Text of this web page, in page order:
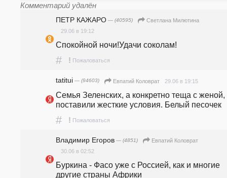
Комментарий удалён
ПЕТР КАЖАРО — (40595)
Светлана Милютина
29.06 в 19:12
Спокойной ночи!Удачи соколам!
# ! Пожаловаться
tatitui — (94603) Евпатий Коловрат 29.06 в 19:15
Семья Зеленских, а конкретно теща с женой,
поставили жесткие условия. Белый песочек
# ! Пожаловаться
Владимир Егоров — (4851)
Евпатий Коловрат
30.06 в 02:52
Буркина - Фасо уже с Россией, как и многие
другие страны Африки